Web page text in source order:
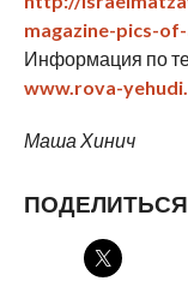
magazine-pics-
Информация по
www.rova-
Маша Хинич